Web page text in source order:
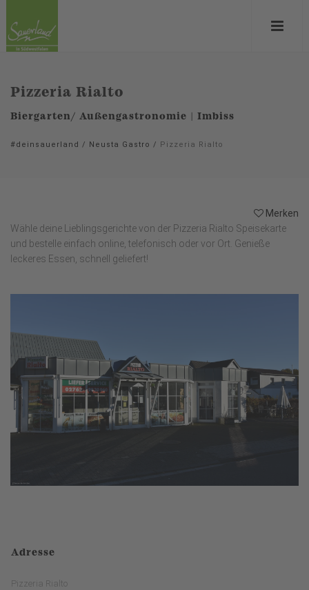
Pizzeria Rialto
Biergarten/ Außengastronomie | Imbiss
#deinsauerland / Neusta Gastro / Pizzeria Rialto
Merken
Wähle deine Lieblingsgerichte von der Pizzeria Rialto Speisekarte
und bestelle einfach online, telefonisch oder vor Ort. Genieße
leckeres Essen, schnell geliefert!
Adresse
Pizzeria Rialto